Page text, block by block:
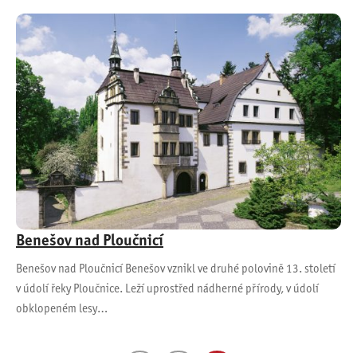
Benešov nad Ploučnicí
Benešov nad Ploučnicí Benešov vznikl ve druhé polovině 13. století
v údolí řeky Ploučnice. Leží uprostřed nádherné přírody, v údolí
obklopeném lesy…